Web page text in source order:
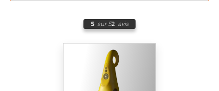
5 sur 52 avis